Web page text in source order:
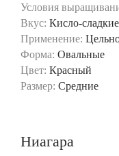
Условия
Вкус: Кисло-сладкие
Применение:
Форма: Овальные
Цвет: Красный
Размер: Средние
Ниагара